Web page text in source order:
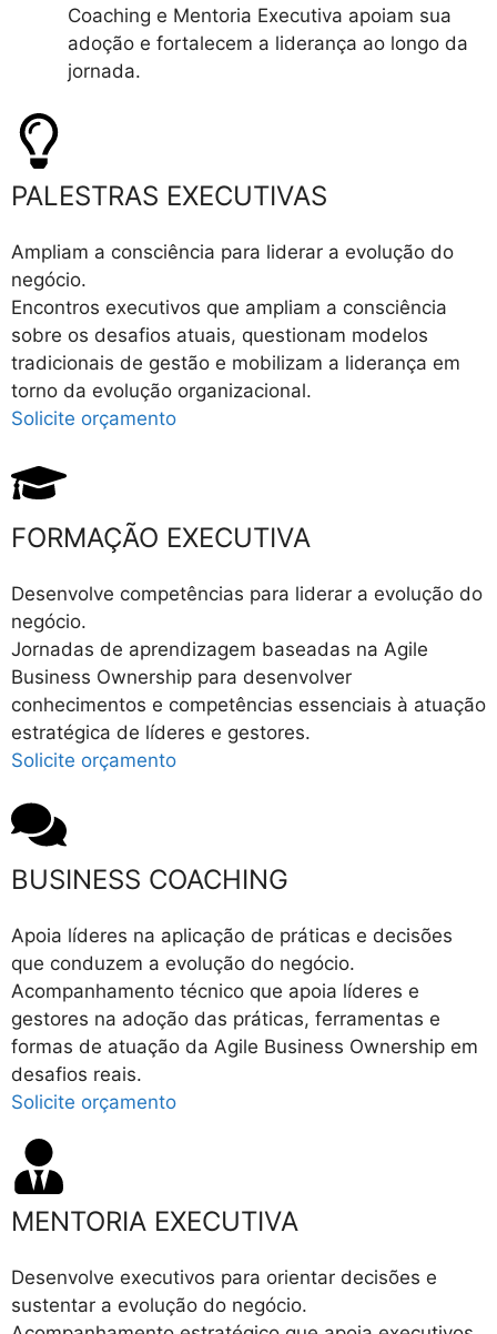
Coaching e Mentoria Executiva apoiam sua
adoção e fortalecem a liderança ao longo da
jornada.
PALESTRAS EXECUTIVAS
Ampliam a consciência para liderar a evolução do
negócio.
Encontros executivos que ampliam a consciência
sobre os desafios atuais, questionam modelos
tradicionais de gestão e mobilizam a liderança em
torno da evolução organizacional.
Solicite orçamento
FORMAÇÃO EXECUTIVA
Desenvolve competências para liderar a evolução do
negócio.
Jornadas de aprendizagem baseadas na Agile
Business Ownership para desenvolver
conhecimentos e competências essenciais à atuação
estratégica de líderes e gestores.
Solicite orçamento
BUSINESS COACHING
Apoia líderes na aplicação de práticas e decisões
que conduzem a evolução do negócio.
Acompanhamento técnico que apoia líderes e
gestores na adoção das práticas, ferramentas e
formas de atuação da Agile Business Ownership em
desafios reais.
Solicite orçamento
MENTORIA EXECUTIVA
Desenvolve executivos para orientar decisões e
sustentar a evolução do negócio.